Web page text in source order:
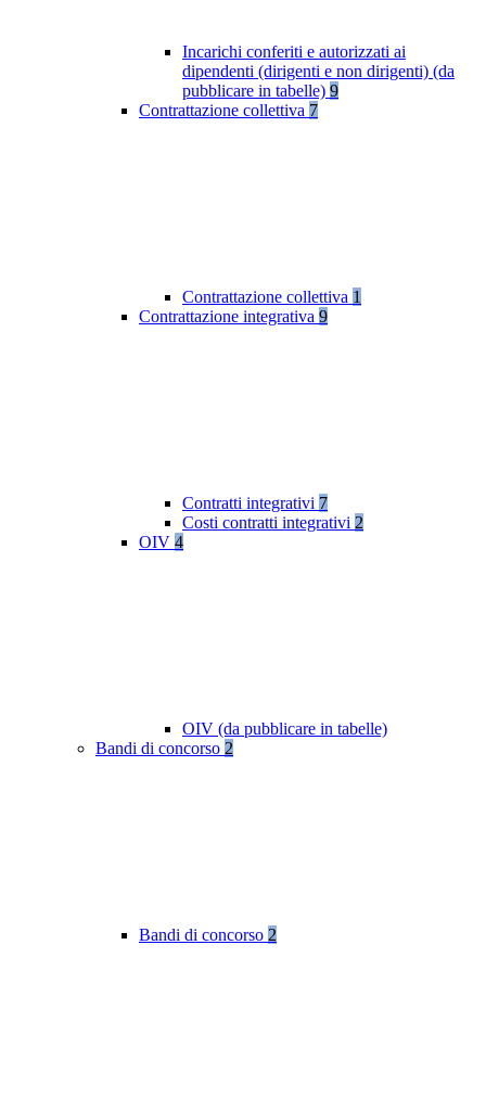
Incarichi conferiti e autorizzati ai
dipendenti (dirigenti e non dirigenti) (da
pubblicare in tabelle) 9
Contrattazione collettiva 7
Contrattazione collettiva 1
Contrattazione integrativa 9
Contratti integrativi 7
Costi contratti integrativi 2
OIV 4
OIV (da pubblicare in tabelle)
Bandi di concorso 2
Bandi di concorso 2